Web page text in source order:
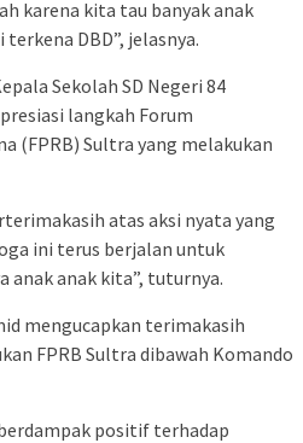
karena kita tau banyak anak
DBD”, jelasnya.
Sekolah SD Negeri 84
langkah Forum
(FPRB) Sultra yang melakukan
atas aksi nyata yang
ini terus berjalan untuk
anak kita”, tuturnya.
mengucapkan terimakasih
FPRB Sultra dibawah Komando
positif terhadap